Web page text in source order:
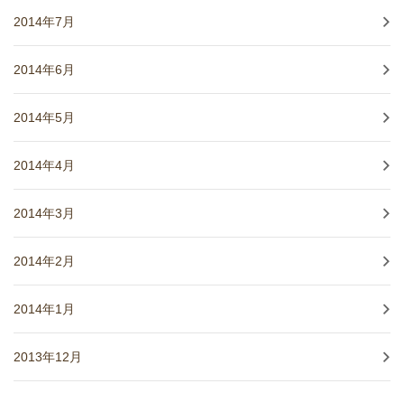
2014年7月
2014年6月
2014年5月
2014年4月
2014年3月
2014年2月
2014年1月
2013年12月